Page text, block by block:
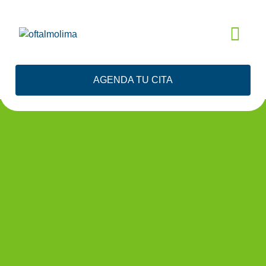
AGENDA TU CITA
EVALUACIÓN
GRATIS